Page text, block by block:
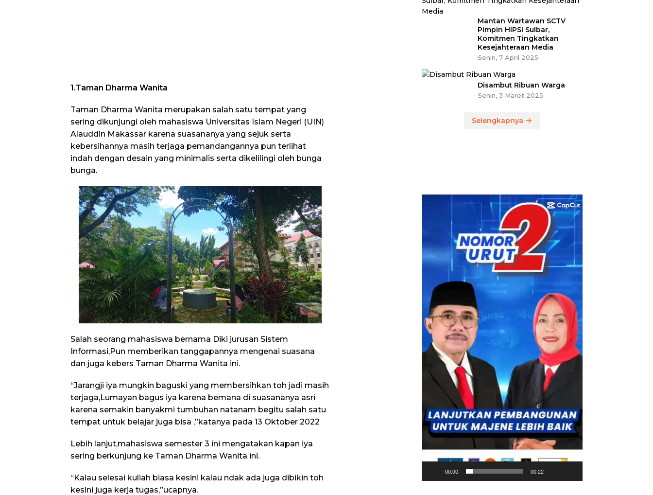
1.Taman Dharma Wanita
Taman Dharma Wanita merupakan salah satu tempat yang
sering dikunjungi oleh mahasiswa Universitas Islam Negeri (UIN)
Alauddin Makassar karena suasananya yang sejuk serta
kebersihannya masih terjaga pemandangannya pun terlihat
indah dengan desain yang minimalis serta dikelilingi oleh bunga
bunga.
Salah seorang mahasiswa bernama Diki jurusan Sistem
Informasi,Pun memberikan tanggapannya mengenai suasana
dan juga kebers Taman Dharma Wanita ini.
“Jarangji iya mungkin baguski yang membersihkan toh jadi masih
terjaga,Lumayan bagus iya karena bemana di suasananya asri
karena semakin banyakmi tumbuhan natanam begitu salah satu
tempat untuk belajar juga bisa ,”katanya pada 13 Oktober 2022
Lebih lanjut,mahasiswa semester 3 ini mengatakan kapan iya
sering berkunjung ke Taman Dharma Wanita ini.
“Kalau selesai kuliah biasa kesini kalau ndak ada juga dibikin toh
kesini juga kerja tugas,”ucapnya.
Mantan Wartawan SCTV
Pimpin HIPSI Sulbar,
Komitmen Tingkatkan
Kesejahteraan Media
Senin, 7 April 2025
Disambut Ribuan Warga
Senin, 3 Maret 2025
Selengkapnya
Pemutar
00:00 00:22